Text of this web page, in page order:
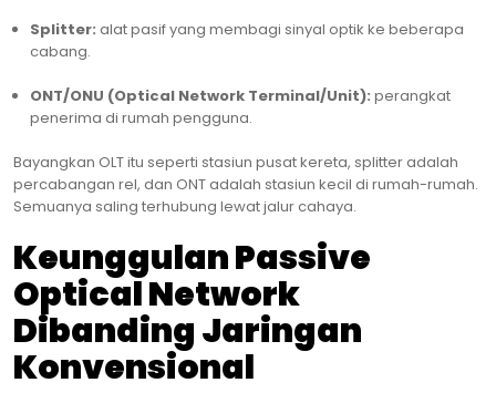
Splitter: alat pasif yang membagi sinyal optik ke beberapa
cabang.
ONT/ONU (Optical Network Terminal/Unit): perangkat
penerima di rumah pengguna.
Bayangkan OLT itu seperti stasiun pusat kereta, splitter adalah
percabangan rel, dan ONT adalah stasiun kecil di rumah-rumah.
Semuanya saling terhubung lewat jalur cahaya.
Keunggulan Passive
Optical Network
Dibanding Jaringan
Konvensional